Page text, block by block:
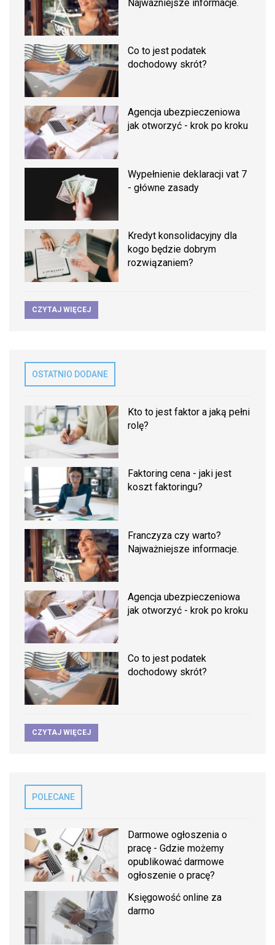
Najważniejsze informacje.
Co to jest podatek
dochodowy skrót?
Agencja ubezpieczeniowa
jak otworzyć - krok po kroku
Wypełnienie deklaracji vat 7
- główne zasady
Kredyt konsolidacyjny dla
kogo będzie dobrym
rozwiązaniem?
CZYTAJ WIĘCEJ
OSTATNIO DODANE
Kto to jest faktor a jaką pełni
rolę?
Faktoring cena - jaki jest
koszt faktoringu?
Franczyza czy warto?
Najważniejsze informacje.
Agencja ubezpieczeniowa
jak otworzyć - krok po kroku
Co to jest podatek
dochodowy skrót?
CZYTAJ WIĘCEJ
POLECANE
Darmowe ogłoszenia o
pracę - Gdzie możemy
opublikować darmowe
ogłoszenie o pracę?
Księgowość online za
darmo